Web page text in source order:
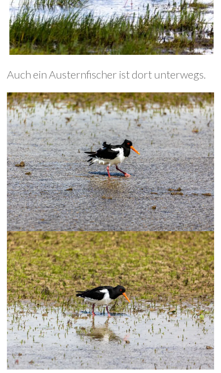
Auch ein Austernfischer ist dort unterwegs.